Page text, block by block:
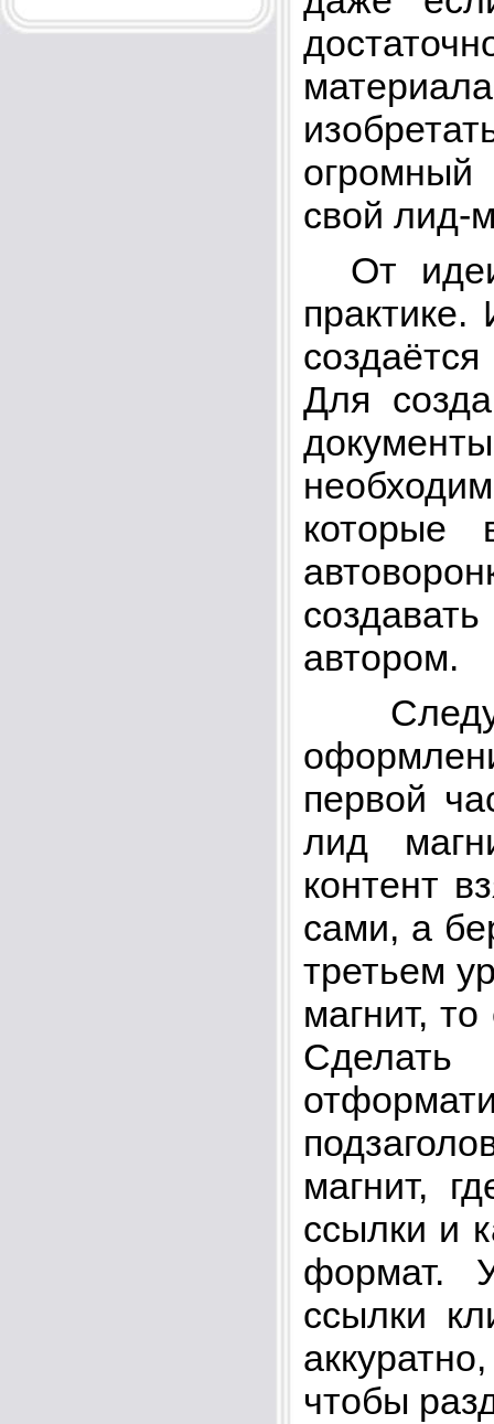
свой лид-
От
практике.
Для
которые
автором.
первой
лид
контент
сами, а
третьем
магнит,
магнит,
ссылки и
формат.
ссылки
чтобы